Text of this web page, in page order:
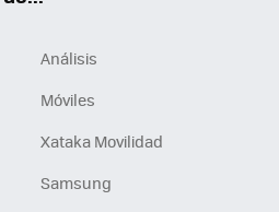
Análisis
Móviles
Xataka Movilidad
Samsung